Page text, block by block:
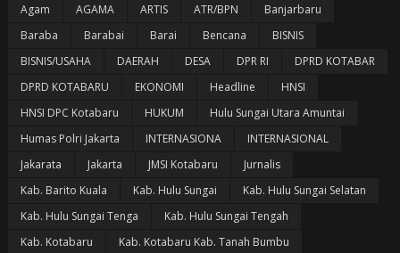
Agam AGAMA ARTIS ATR/BPN
Banjarbaru
Baraba
Barabai Barai Bencana
BISNIS
BISNIS/USAHA
DAERAH DESA DPR RI
DPRD KOTABAR
DPRD KOTABARU
EKONOMI Headline
HNSI
HNSI DPC Kotabaru
HUKUM
Hulu Sungai Utara Amuntai
Humas Polri Jakarta
INTERNASIONA
INTERNASIONAL
Jakarata
Jakarta JMSI Kotabaru
Jurnalis
Kab. Barito Kuala
Kab. Hulu Sungai
Kab. Hulu Sungai Selatan
Kab. Hulu Sungai Tenga
Kab. Hulu Sungai Tengah
Kab. Kotabaru
Kab. Kotabaru Kab. Tanah Bumbu